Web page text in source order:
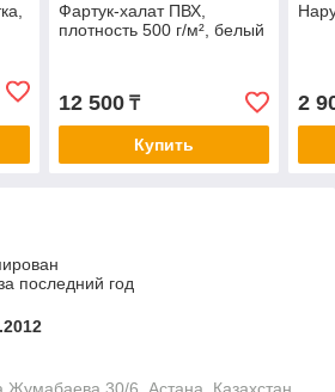
Фартук-халат ПВХ,
плотность 500 г/м², белый
12 500₸
Купить
2
последний год